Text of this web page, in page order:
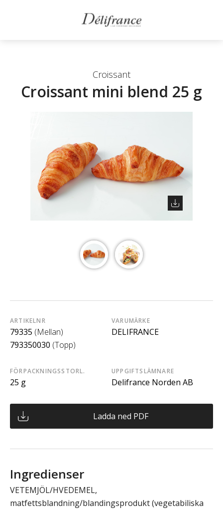
Croissant
Croissant mini blend 25 g
ARTIKELNR
79335 (Mellan)
793350030 (Topp)
VARUMÄRKE
DELIFRANCE
FÖRPACKNINGSSTORL.
25 g
UPPGIFTSLÄMNARE
Delifrance Norden AB
Ladda ned PDF
Ingredienser
VETEMJÖL/HVEDEMEL,
matfettsblandning/blandingsprodukt (vegetabiliska